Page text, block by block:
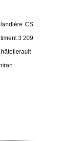
CS
3 209